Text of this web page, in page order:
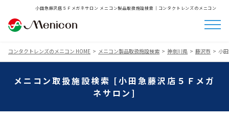
小田急藤沢店５Ｆメガネサロン メニコン製品取扱施設検索│コンタクトレンズのメニコン
コンタクトレンズのメニコン HOME メニコン製品取扱施設検索 神奈川県 藤沢市 小
メニコン取扱施設検索 [小田急藤沢店５Ｆメガ
ネサロン]